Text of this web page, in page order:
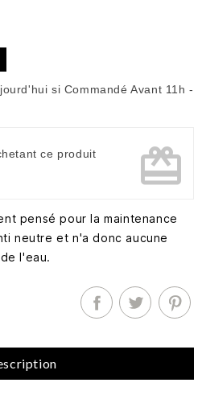
si Commandé Avant 11h -
ce produit
card_giftcard
pensé pour la maintenance
neutre et n'a donc aucune
l'eau.